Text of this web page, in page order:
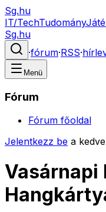
Sg.hu
IT/TechTudomány
Sg.hu
·fórum·RSS·
Menü
Fórum
Fórum főoldal
Jelentkezz be a
Vasárnapi